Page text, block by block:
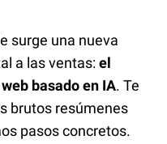
surge una nueva
a las ventas:el
basado en IA. Te
brutos resúmenes
pasos concretos.